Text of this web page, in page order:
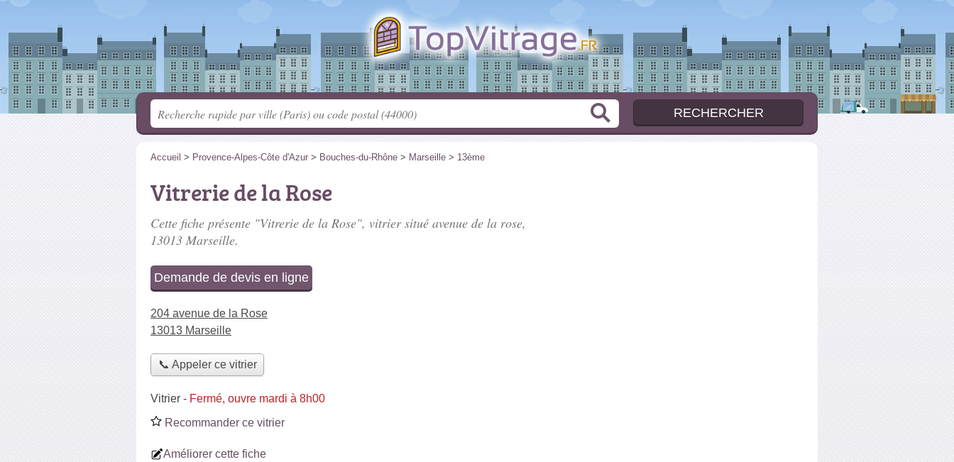
Accueil > Provence-Alpes-Côte d'Azur > Bouches-du-Rhône > Marseille > 13ème
Vitrerie de la Rose
Cette fiche présente "Vitrerie de la Rose", vitrier situé avenue de la rose,
13013 Marseille.
Demande de devis en ligne
204 avenue de la Rose
13013 Marseille
📞 Appeler ce vitrier
Vitrier - Fermé, ouvre mardi à 8h00
Recommander ce vitrier
Améliorer cette fiche